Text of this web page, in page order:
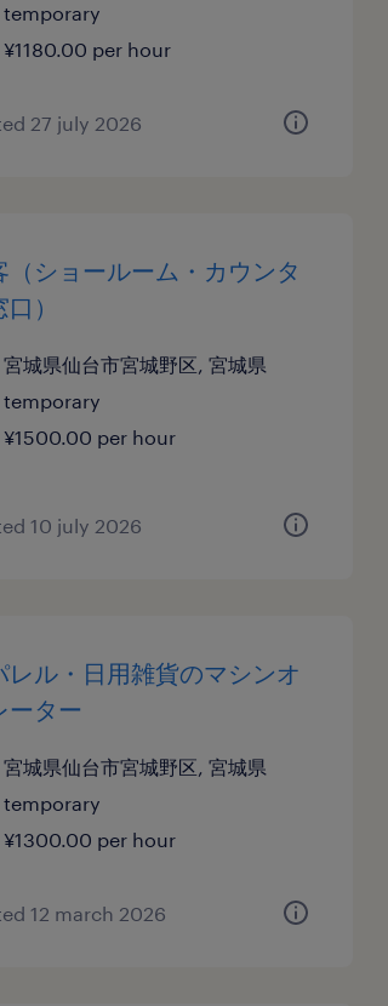
temporary
¥1180.00 per hour
27 july 2026
（ショールーム・カウンタ
）
宮城県仙台市宮城野区, 宮城県
temporary
¥1500.00 per hour
10 july 2026
レル・日用雑貨のマシンオ
ーター
宮城県仙台市宮城野区, 宮城県
temporary
¥1300.00 per hour
12 march 2026